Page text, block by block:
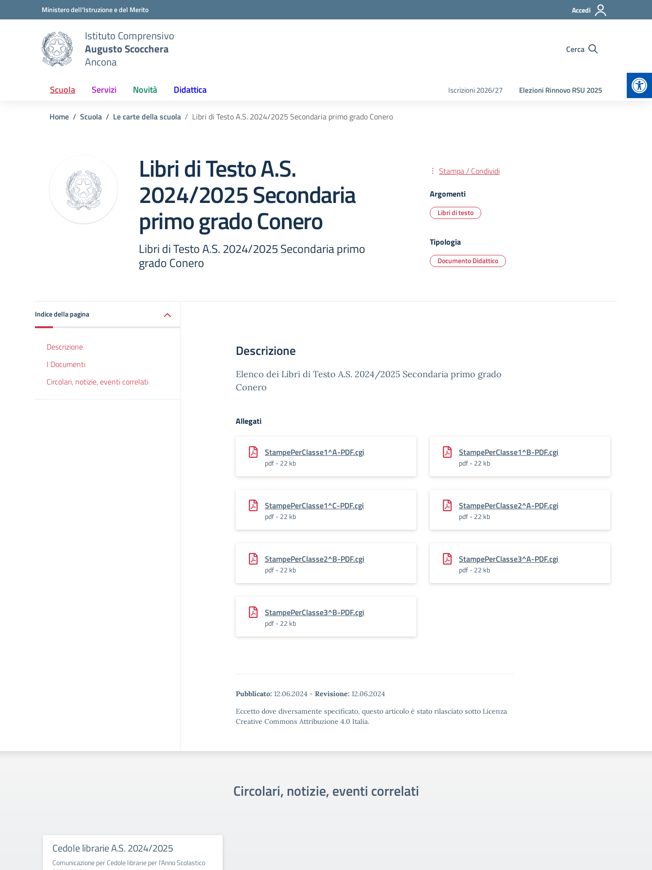
Vai ai contenuti
Vai al menu di navigazioneMinistero dell'Istruzione e del Merito Accedi
Istituto Comprensivo
Augusto Scocchera
Ancona
Cerca
Scuola Servizi Novità Didattica Iscrizioni 2026/27 Elezioni Rinnovo RSU 2025
Home Scuola Le carte della scuola Libri di Testo A.S. 2024/2025 Secondaria primo grado Conero
Libri di Testo A.S.
2024/2025 Secondaria
primo grado Conero
Libri di Testo A.S. 2024/2025 Secondaria primo
grado Conero
Stampa / Condividi
Argomenti
Libri di testo
Tipologia
Documento Didattico
Indice della pagina
Descrizione
I Documenti
Circolari, notizie, eventi correlati
Descrizione
Elenco dei Libri di Testo A.S. 2024/2025 Secondaria primo grado
Conero
Allegati
StampePerClasse1^A-PDF.cgi
pdf - 22 kb
StampePerClasse1^B-PDF.cgi
pdf - 22 kb
StampePerClasse1^C-PDF.cgi
pdf - 22 kb
StampePerClasse2^A-PDF.cgi
pdf - 22 kb
StampePerClasse2^B-PDF.cgi
pdf - 22 kb
StampePerClasse3^A-PDF.cgi
pdf - 22 kb
StampePerClasse3^B-PDF.cgi
pdf - 22 kb
Pubblicato: 12.06.2024 - Revisione: 12.06.2024
Eccetto dove diversamente specificato, questo articolo è stato rilasciato sotto Licenza
Creative Commons Attribuzione 4.0 Italia.
Circolari, notizie, eventi correlati
Cedole librarie A.S. 2024/2025
Comunicazione per Cedole librarie per l'Anno Scolastico